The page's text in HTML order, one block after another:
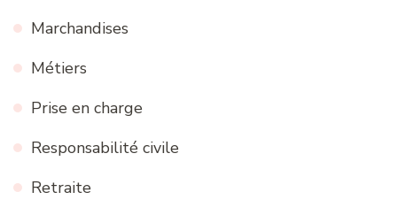
Marchandises
Métiers
Prise en charge
Responsabilité civile
Retraite